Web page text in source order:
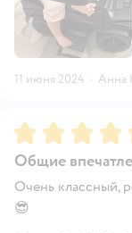
11 июня 2024 · Анна
Рейтинг:5
Общие
Очень классный,
😎